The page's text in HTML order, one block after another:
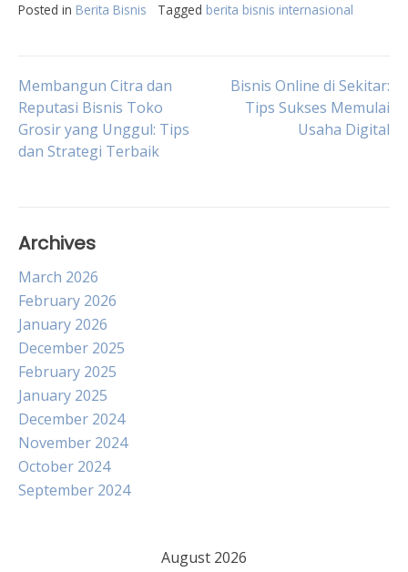
Posted in Berita Bisnis Tagged berita bisnis internasional
Post
navigation
Membangun Citra dan
Reputasi Bisnis Toko
Grosir yang Unggul: Tips
dan Strategi Terbaik
Bisnis Online di Sekitar:
Tips Sukses Memulai
Usaha Digital
Archives
March 2026
February 2026
January 2026
December 2025
February 2025
January 2025
December 2024
November 2024
October 2024
September 2024
August 2026